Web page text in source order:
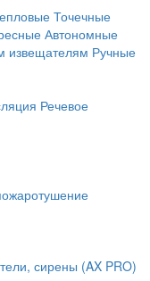
Точечные
Автономные
извещателям Ручные
Речевое
сирены (AX PRO)